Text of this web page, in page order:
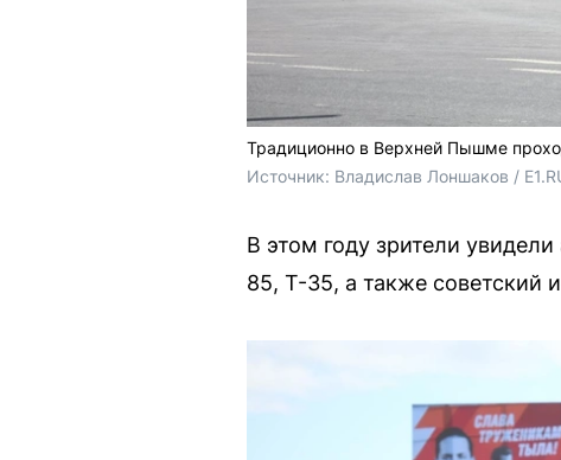
Традиционно в Верхней Пышме
Источник: Владислав Лоншаков /
В этом году зрители
85, Т-35, а также советский